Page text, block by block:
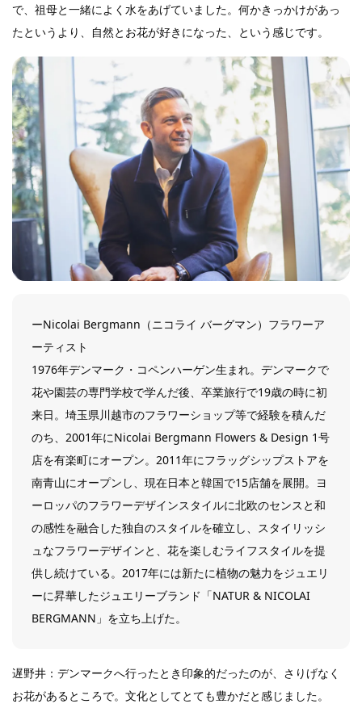
で、祖母と一緒によく水をあげていました。何かきっかけがあっ
たというより、自然とお花が好きになった、という感じです。
ーNicolai Bergmann（ニコライ バーグマン）フラワーア
ーティスト
1976年デンマーク・コペンハーゲン生まれ。デンマークで
花や園芸の専門学校で学んだ後、卒業旅行で19歳の時に初
来日。埼玉県川越市のフラワーショップ等で経験を積んだ
のち、2001年にNicolai Bergmann Flowers & Design 1号
店を有楽町にオープン。2011年にフラッグシップストアを
南青山にオープンし、現在日本と韓国で15店舗を展開。ヨ
ーロッパのフラワーデザインスタイルに北欧のセンスと和
の感性を融合した独自のスタイルを確立し、スタイリッシ
ュなフラワーデザインと、花を楽しむライフスタイルを提
供し続けている。2017年には新たに植物の魅力をジュエリ
ーに昇華したジュエリーブランド「NATUR & NICOLAI
BERGMANN」を立ち上げた。
遅野井：デンマークへ行ったとき印象的だったのが、さりげなく
お花があるところで。文化としてとても豊かだと感じました。